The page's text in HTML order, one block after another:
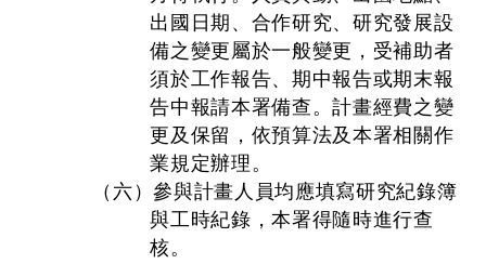
出國日期、合作研究、研究發展設
備之變更屬於一般變更，受補助者
須於工作報告、期中報告或期末報
告中報請本署備查。計畫經費之變
更及保留，依預算法及本署相關作
業規定辦理。
（六）參與計畫人員均應填寫研究紀錄簿
與工時紀錄，本署得隨時進行查
核。